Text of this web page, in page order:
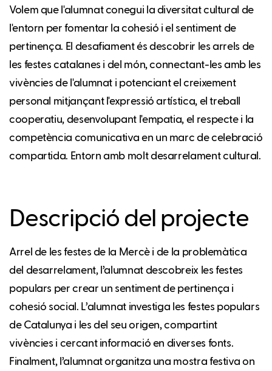
Volem que l'alumnat conegui la diversitat cultural de
l'entorn per fomentar la cohesió i el sentiment de
pertinença. El desafiament és descobrir les arrels de
les festes catalanes i del món, connectant-les amb les
vivències de l'alumnat i potenciant el creixement
personal mitjançant l'expressió artística, el treball
cooperatiu, desenvolupant l'empatia, el respecte i la
competència comunicativa en un marc de celebració
compartida. Entorn amb molt desarrelament cultural.
Descripció del projecte
Arrel de les festes de la Mercè i de la problemàtica
del desarrelament, l’alumnat descobreix les festes
populars per crear un sentiment de pertinença i
cohesió social. L’alumnat investiga les festes populars
de Catalunya i les del seu origen, compartint
vivències i cercant informació en diverses fonts.
Finalment, l’alumnat organitza una mostra festiva on